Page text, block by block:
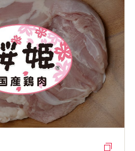
お問い合わせ
オンラインショップ